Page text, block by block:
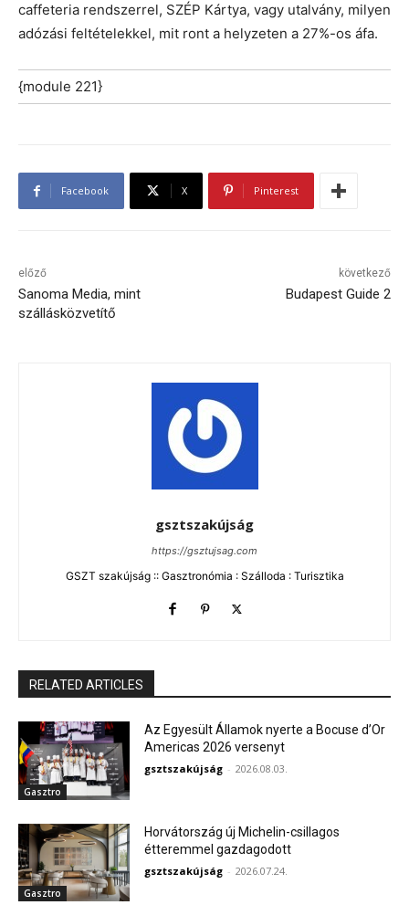
caffeteria rendszerrel, SZÉP Kártya, vagy utalvány, milyen
adózási feltételekkel, mit ront a helyzeten a 27%-os áfa.
{module 221}
Facebook X Pinterest
előző
Sanoma Media, mint
szállásközvetítő
következő
Budapest Guide 2
gsztszakújság
https://gsztujsag.com
GSZT szakújság :: Gasztronómia : Szálloda : Turisztika
RELATED ARTICLES
Gasztro
Az Egyesült Államok nyerte a Bocuse d’Or
Americas 2026 versenyt
gsztszakújság - 2026.08.03.
Gasztro
Horvátország új Michelin-csillagos
étteremmel gazdagodott
gsztszakújság - 2026.07.24.